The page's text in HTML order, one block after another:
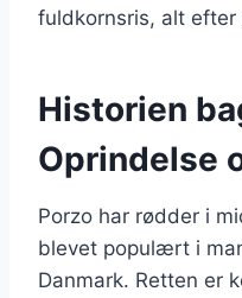
fuldkornsris, alt
Historien
Oprindelse
Porzo har rødder i
blevet populært i
Danmark. Retten er